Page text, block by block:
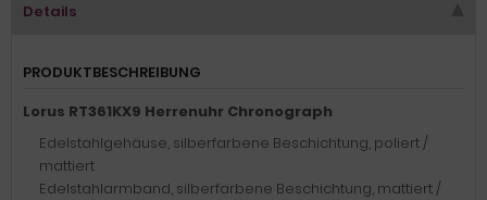
Details
PRODUKTBESCHREIBUNG
Lorus RT361KX9 Herrenuhr Chronograph
Edelstahlgehäuse, silberfarbene Beschichtung, poliert /
mattiert
Edelstahlarmband, silberfarbene Beschichtung, mattiert /